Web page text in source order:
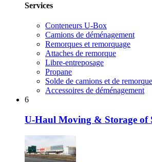
Services
Conteneurs U-Box
Camions de déménagement
Remorques et remorquage
Attaches de remorque
Libre-entreposage
Propane
Solde de camions et de
Accessoires de déménagement
6
U-Haul Moving & Storage of